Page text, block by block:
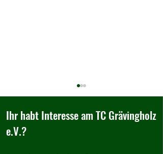
Ihr habt Interesse am TC Grävingholz
e.V.?